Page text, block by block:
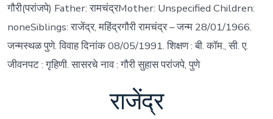
गौरी(परांजपे) Father: रामचंद्रMother: Unspecified Children:
noneSiblings: राजेंद्र, महिंद्रगौरी रामचंद्र – जन्म 28/01/1966.
जन्मस्थळ पुणे. विवाह दिनांक 08/05/1991. शिक्षण : बी. कॉम., सी. ए.
जीवनपट : गृहिणी. सासरचे नाव : गौरी सुहास परांजपे, पुणे
राजेंद्र